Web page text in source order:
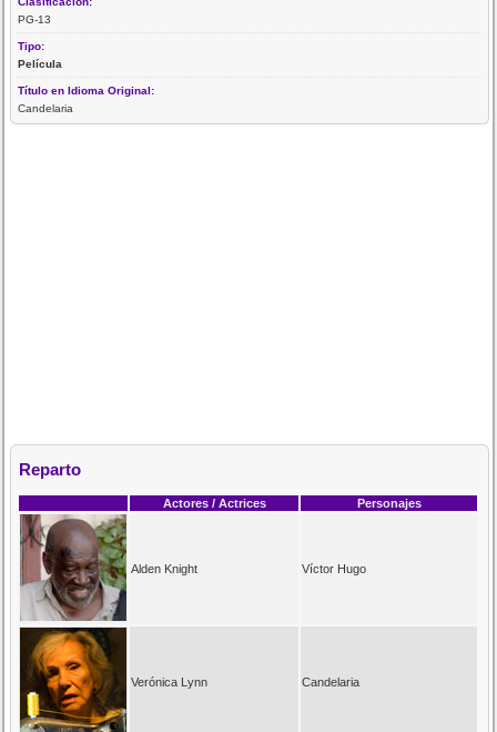
PG-13
Tipo:
Película
Título en Idioma Original:
Candelaria
Reparto
Actores / Actrices Personajes
Alden Knight Víctor Hugo
Verónica Lynn Candelaria